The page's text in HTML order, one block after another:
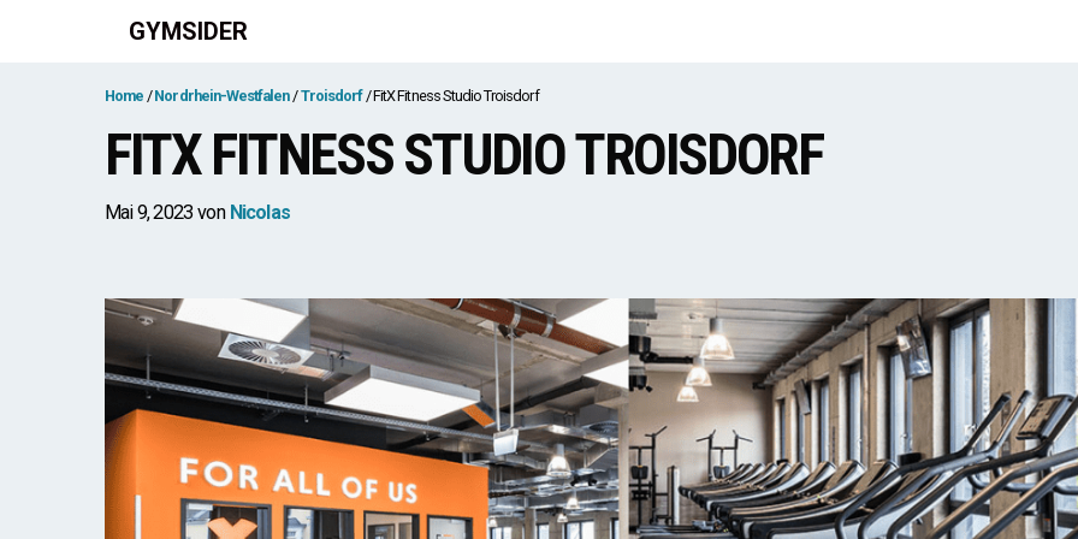
GYMSIDER
Home Nordrhein-Westfalen Troisdorf FitX Fitness Studio Troisdorf
FITX FITNESS STUDIO TROISDORF
Mai 9, 2023 von Nicolas